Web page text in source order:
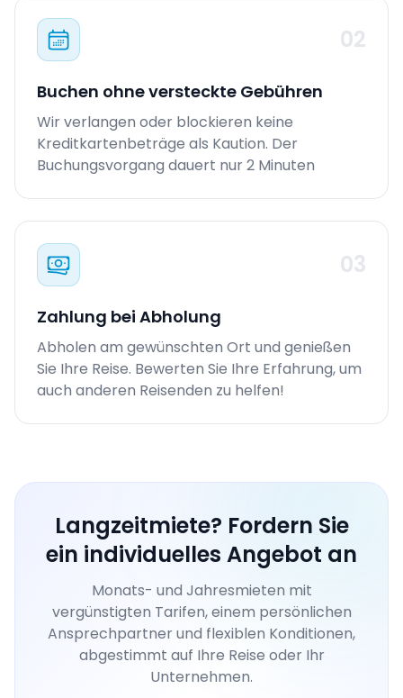
02
Buchen ohne versteckte Gebühren
Wir verlangen oder blockieren keine
Kreditkartenbeträge als Kaution. Der
Buchungsvorgang dauert nur 2 Minuten
03
Zahlung bei Abholung
Abholen am gewünschten Ort und genießen
Sie Ihre Reise. Bewerten Sie Ihre Erfahrung, um
auch anderen Reisenden zu helfen!
Langzeitmiete? Fordern Sie
ein individuelles Angebot an
Monats- und Jahresmieten mit
vergünstigten Tarifen, einem persönlichen
Ansprechpartner und flexiblen Konditionen,
abgestimmt auf Ihre Reise oder Ihr
Unternehmen.